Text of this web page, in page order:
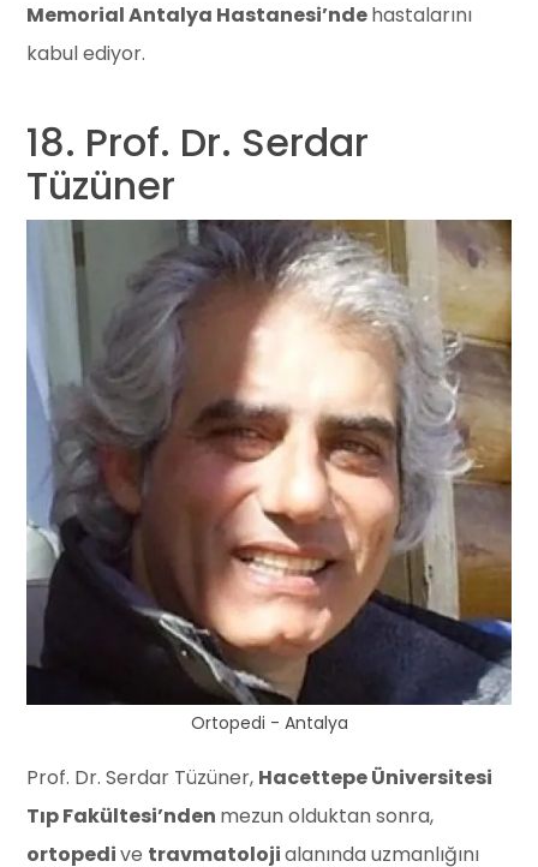
Memorial Antalya Hastanesi’ndehastalarını
kabul ediyor.
18. Prof. Dr. Serdar
Tüzüner
Ortopedi - Antalya
Prof. Dr. Serdar Tüzüner, Hacettepe Üniversitesi
Tıp Fakültesi’nden mezun olduktan sonra,
ortopedive travmatolojialanında uzmanlığını